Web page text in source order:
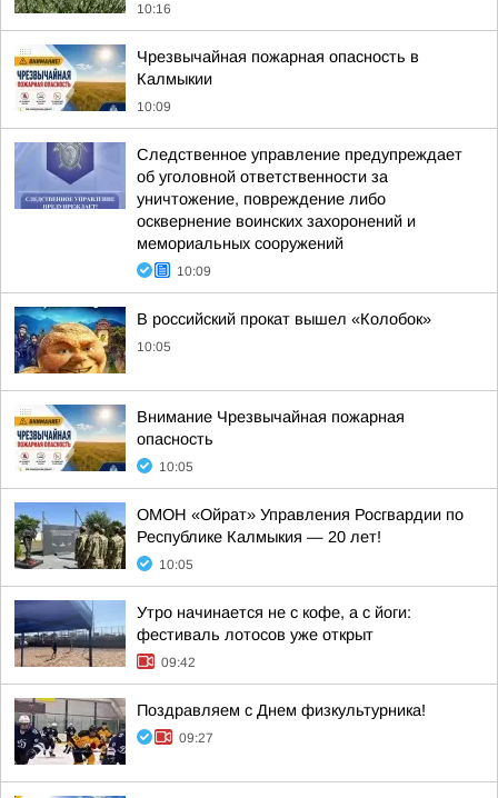
10:16
Чрезвычайная пожарная опасность в
Калмыкии
10:09
Следственное управление предупреждает
об уголовной ответственности за
уничтожение, повреждение либо
осквернение воинских захоронений и
мемориальных сооружений
10:09
В российский прокат вышел «Колобок»
10:05
Внимание Чрезвычайная пожарная
опасность
10:05
ОМОН «Ойрат» Управления Росгвардии по
Республике Калмыкия — 20 лет!
10:05
Утро начинается не с кофе, а с йоги:
фестиваль лотосов уже открыт
09:42
Поздравляем с Днем физкультурника!
09:27